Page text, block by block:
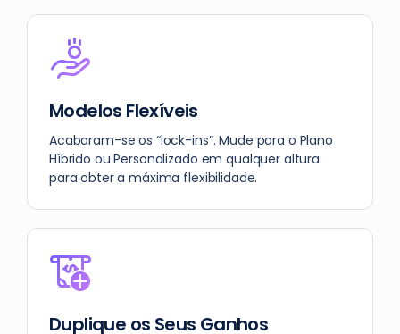
Modelos Flexíveis
Acabaram-se os “lock-ins”. Mude para o Plano
Híbrido ou Personalizado em qualquer altura
para obter a máxima flexibilidade.
Duplique os Seus Ganhos